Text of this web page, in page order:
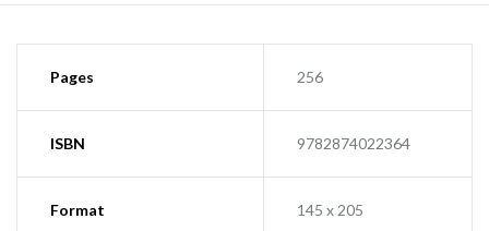
Pages 256
ISBN 9782874022364
Format 145 x 205